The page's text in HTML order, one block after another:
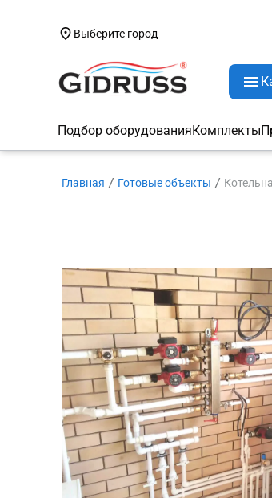
Выберите город
Подбор оборудованияКомплекты
Главная Готовые объекты